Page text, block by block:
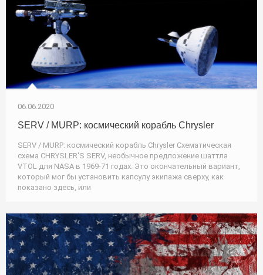
06.06.2020
SERV / MURP: космический корабль Chrysler
SERV / MURP: космический корабль Chrysler Схематическая
схема CHRYSLER'S SERV, необычное предложение шаттла
VTOL для NASA в 1969-71 годах. Это окончательный вариант,
который мог бы установить капсулу экипажа сверху, как
показано здесь, или